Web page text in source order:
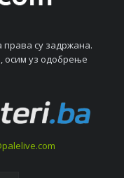
права су задржана.
осим уз одобрeњe